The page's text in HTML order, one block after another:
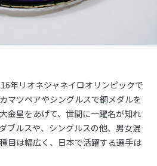
年リオネジャネイロオリンピックで
マツペアやシングルスで銅メダルを
金星をあげて、世間に一躍名が知れ
ブルスや、シングルスの他、男女混
目は幅広く、日本で活躍する選手は